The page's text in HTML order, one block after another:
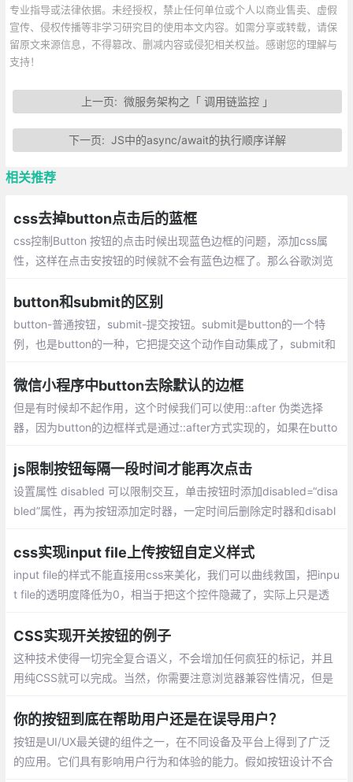
专业指导或法律依据。未经授权，禁止任何单位或个人以商业售卖、虚假
宣传、侵权传播等非学习研究目的使用本文内容。如需分享或转载，请保
留原文来源信息，不得篡改、删减内容或侵犯相关权益。感谢您的理解与
支持！
上一页: 微服务架构之「 调用链监控 」
下一页: JS中的async/await的执行顺序详解
相关推荐
css去掉button点击后的蓝框
css控制Button 按钮的点击时候出现蓝色边框的问题，添加css属
性，这样在点击安按钮的时候就不会有蓝色边框了。那么谷歌浏览
button和submit的区别
button-普通按钮，submit-提交按钮。submit是button的一个特
例，也是button的一种，它把提交这个动作自动集成了，submit和
e属性和处发响应的事件上。
微信小程序中button去除默认的边框
但是有时候却不起作用，这个时候我们可以使用::after 伪类选择
器，因为button的边框样式是通过::after方式实现的，如果在butto
去覆盖默认值。
js限制按钮每隔一段时间才能再次点击
设置属性 disabled 可以限制交互，单击按钮时添加disabled=“disa
bled”属性，再为按钮添加定时器，一定时间后删除定时器和disabl
css实现input file上传按钮自定义样式
input file的样式不能直接用css来美化，我们可以曲线救国，把inpu
t file的透明度降低为0，相当于把这个控件隐藏了，实际上只是透
CSS实现开关按钮的例子
这种技术使得一切完全复合语义，不会增加任何疯狂的标记，并且
用纯CSS就可以完成。当然，你需要注意浏览器兼容性情况，但是
不会产生什么不足之处。
你的按钮到底在帮助用户还是在误导用户？
按钮是UI/UX最关键的组件之一，在不同设备及平台上得到了广泛
的应用。它们具有影响用户行为和体验的能力。假如按钮设计不合